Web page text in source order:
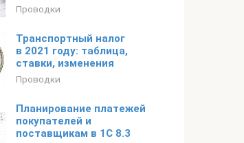
Проводки
Транспортный налог
в 2021 году: таблица,
ставки, изменения
Проводки
Планирование платежей
покупателей и
поставщикам в 1С 8.3